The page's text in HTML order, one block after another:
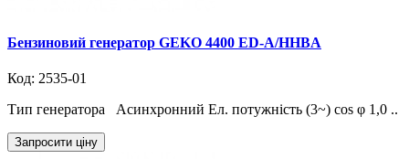
Бензиновий генератор GEKO 4400 ED-A/HHBA
Код: 2535-01
Тип генератора Асинхронний Ел. потужність (3~) cos φ 1,0 ..
Запросити ціну